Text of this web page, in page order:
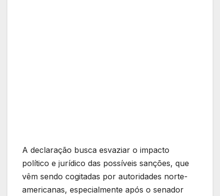
A declaração busca esvaziar o impacto
político e jurídico das possíveis sanções, que
vêm sendo cogitadas por autoridades norte-
americanas, especialmente após o senador